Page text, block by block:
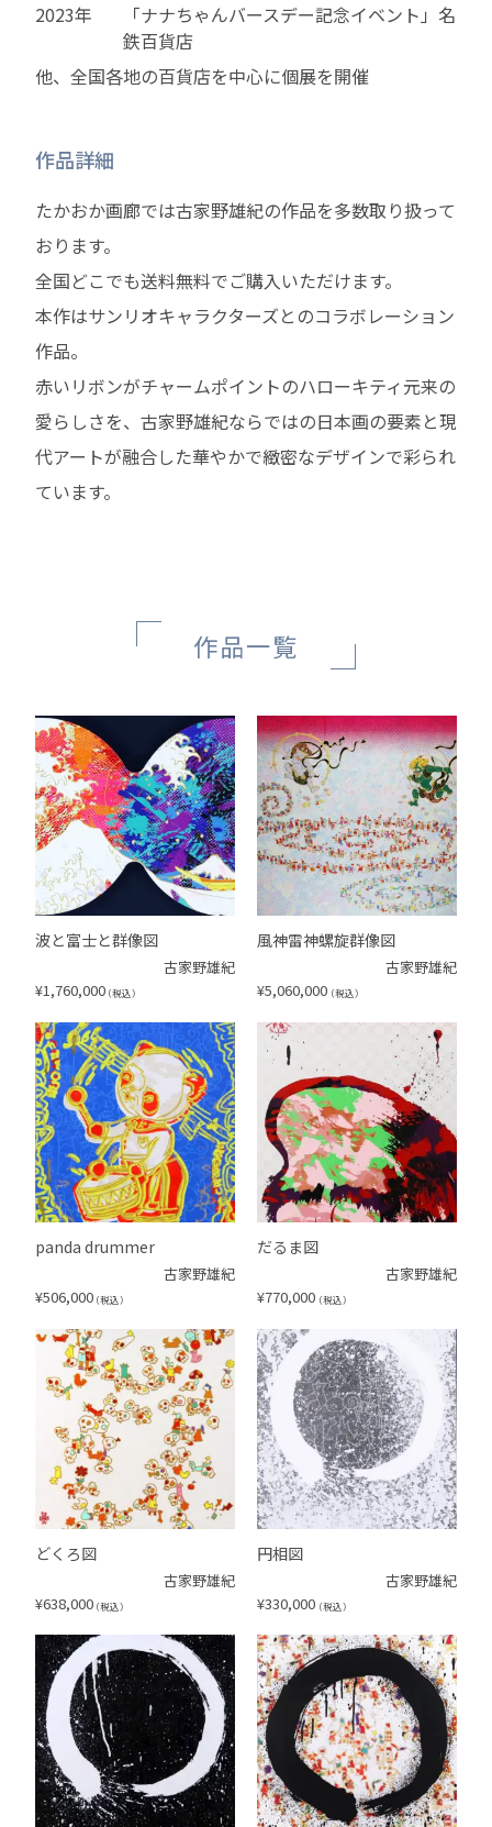
2023年
「ナナちゃんバースデー記念イベント」名
鉄百貨店
他、全国各地の百貨店を中心に個展を開催
作品詳細
たかおか画廊では古家野雄紀の作品を多数取り扱って
おります。
全国どこでも送料無料でご購入いただけます。
本作はサンリオキャラクターズとのコラボレーション
作品。
赤いリボンがチャームポイントのハローキティ元来の
愛らしさを、古家野雄紀ならではの日本画の要素と現
代アートが融合した華やかで緻密なデザインで彩られ
ています。
作品一覧
波と富士と群像図
古家野雄紀
¥1,760,000 （税込）
風神雷神螺旋群像図
古家野雄紀
¥5,060,000 （税込）
panda drummer
古家野雄紀
¥506,000 （税込）
だるま図
古家野雄紀
¥770,000 （税込）
どくろ図
古家野雄紀
¥638,000 （税込）
円相図
古家野雄紀
¥330,000 （税込）